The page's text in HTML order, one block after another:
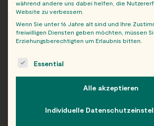
während andere uns dabei helfen, die
Website zu verbessern.
Wenn Sie unter 16 Jahre alt sind und Ihre
freiwilligen Diensten geben möchten, müssen
Erziehungsberechtigten um Erlaubnis bitten.
The following is a list of service
Essential
Alle akzeptieren
Individuelle